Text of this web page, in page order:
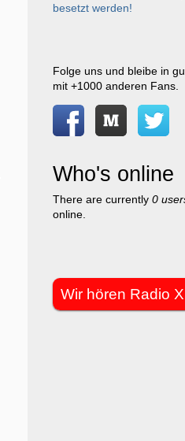
besetzt werden!
Folge uns und bleibe in
mit +1000 anderen Fans.
Who's online
There are currently 0
online.
Wir hören Radio X